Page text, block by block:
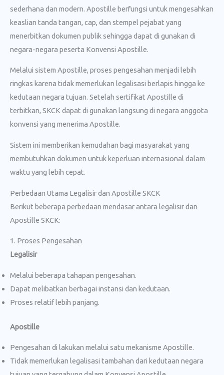
sederhana dan modern. Apostille berfungsi untuk mengesahkan
keaslian tanda tangan, cap, dan stempel pejabat yang
menerbitkan dokumen publik sehingga dapat di gunakan di
negara-negara peserta Konvensi Apostille.
Melalui sistem Apostille, proses pengesahan menjadi lebih
ringkas karena tidak memerlukan legalisasi berlapis hingga ke
kedutaan negara tujuan. Setelah sertifikat Apostille di
terbitkan, SKCK dapat di gunakan langsung di negara anggota
konvensi yang menerima Apostille.
Sistem ini memberikan kemudahan bagi masyarakat yang
membutuhkan dokumen untuk keperluan internasional dalam
waktu yang lebih cepat.
Perbedaan Utama Legalisir dan Apostille SKCK
Berikut beberapa perbedaan mendasar antara legalisir dan
Apostille SKCK:
1. Proses Pengesahan
Legalisir
Melalui beberapa tahapan pengesahan.
Dapat melibatkan berbagai instansi dan kedutaan.
Proses relatif lebih panjang.
Apostille
Pengesahan di lakukan melalui satu mekanisme Apostille.
Tidak memerlukan legalisasi tambahan dari kedutaan negara